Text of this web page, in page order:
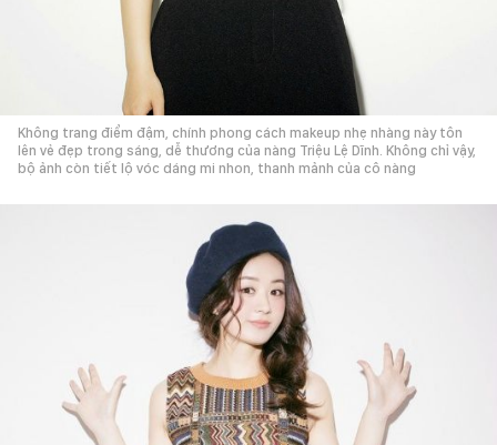
Không trang điểm đậm, chính phong cách makeup nhẹ nhàng này tôn
lên vẻ đẹp trong sáng, dễ thương của nàng Triệu Lệ Dĩnh. Không chỉ vậy,
bộ ảnh còn tiết lộ vóc dáng mi nhon, thanh mảnh của cô nàng